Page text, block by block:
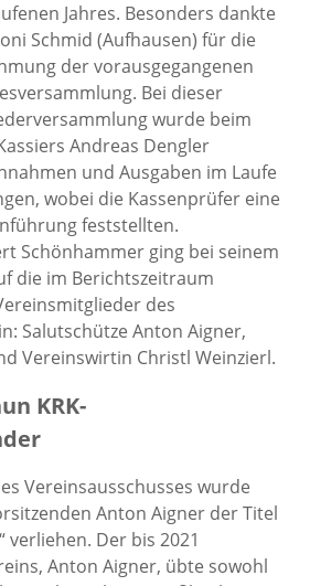
Jahres. Besonders dankte
Schmid (Aufhausen) für die
der vorausgegangenen
Bei dieser
wurde beim
Andreas Dengler
und Ausgaben im Laufe
wobei die Kassenprüfer eine
feststellten.
Schönhammer ging bei seinem
die im Berichtszeitraum
des
Salutschütze Anton Aigner,
Vereinswirtin Christl Weinzierl.
KRK-
Vereinsausschusses wurde
Anton Aigner der Titel
verliehen. Der bis 2021
Anton Aigner, übte sowohl